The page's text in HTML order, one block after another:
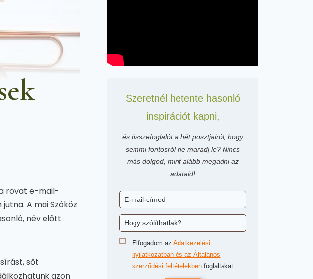
rovat e-mail-
A mai Szóköz
név előtt
sőt
azon
Szeretnél hetente hasonló
inspirációt kapni,
és összefoglalót a hét posztjairól, hogy
semmi fontosról ne maradj le? Nincs
más dolgod, mint alább megadni az
adataid!
Elfogadom azAdatkezelési
nyilatkozatban és az Általános
szerződési feltételekben foglaltakat.